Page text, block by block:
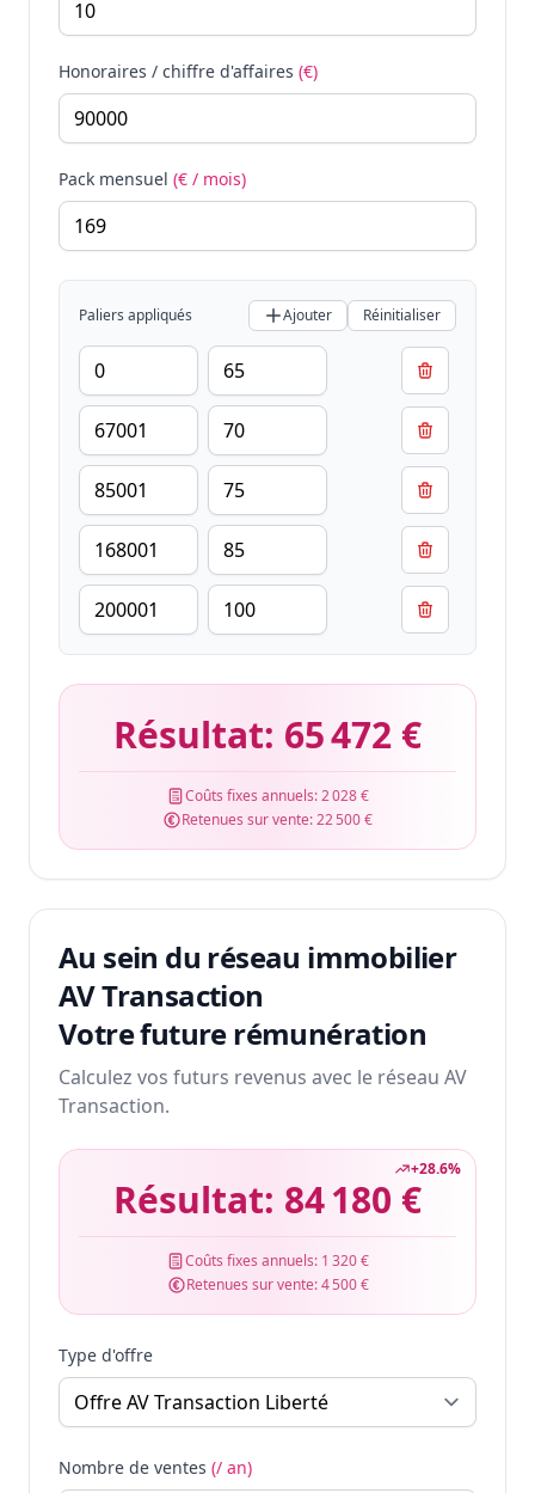
Honoraires / chiffre d'affaires (€)
Pack mensuel (€ / mois)
Paliers appliqués Ajouter Réinitialiser
Résultat: 65 472 €
Coûts fixes annuels:2 028 €
Retenues sur vente:22 500 €
Au sein du réseau immobilier
AV Transaction
Votre future rémunération
Calculez vos futurs revenus avec le réseau AV
Transaction.
+28.6%
Résultat: 84 180 €
Coûts fixes annuels: 1 320 €
Retenues sur vente:4 500 €
Type d'offre
Nombre de ventes (/ an)